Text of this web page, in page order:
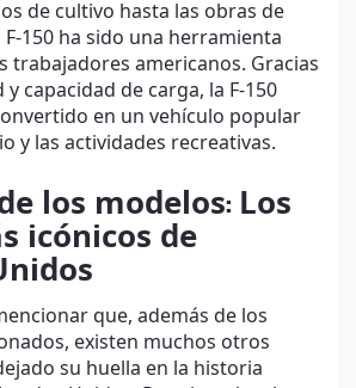
de cultivo hasta las obras de
150 ha sido una herramienta
trabajadores americanos. Gracias
capacidad de carga, la F-150
en un vehículo popular
y las actividades recreativas.
los modelos: Los
icónicos de
que, además de los
existen muchos otros
su huella en la historia